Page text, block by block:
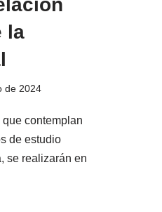
la
de 2024
contemplan
de estudio
se realizarán en